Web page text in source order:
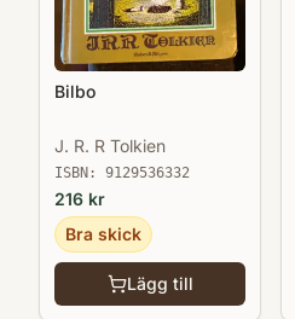
Bilbo
J. R. R Tolkien
ISBN: 9129536332
216 kr
Bra skick
Lägg till